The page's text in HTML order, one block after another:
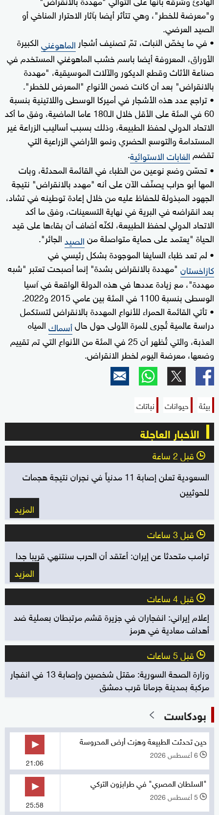
و"معرضة للخطر"، وهي تتأثر أيضا بآثار الاحترار المناخي أو
الصيد العرضي.
• في ما يخصّ النبات، تمّ تصنيف أشجار الماهوغنيالكبيرة
الأوراق، المعروفة أيضا باسم خشب الماهوغني المستخدم في
صناعة الأثاث وقطع الديكور والآلات الموسيقية، "مهددة
بالانقراض" بعد أن كانت ضمن الأنواع "المعرض للخطر".
• تراجع عدد هذه الأشجار في أميركا الوسطى واللاتينية بنسبة
60 في المئة على الأقل خلال الـ180 عاما الماضية، وفق ما أكد
الاتحاد الدولي لحفظ الطبيعة، وذلك بسبب أساليب الزراعة غير
المستدامة والتوسع الحضري ونمو الأراضي الزراعية التي
تقضم الغابات الاستوائية.
• تحسّن وضع نوعين من الظباء في القائمة المحدثة، وبات
المها أبو حراب يصنّف الآن على أنه "مهدد بالانقراض" نتيجة
الجهود المبذولة للحفاظ عليه من خلال إعادة توطينه في تشاد،
بعد انقراضه في البرية في نهاية التسعينات، وفق ما أكد
الاتحاد الدولي لحفظ الطبيعة، لكنّه أضاف أن بقاءها على قيد
الحياة "يعتمد على حماية متواصلة منالصيدالجائر".
• لم تعد ظباء السايغا الموجودة بشكل رئيسي في
كازاخستان "مهددة بالانقراض بشدة" إنما أصبحت تعتبر "شبه
مهددة"، مع زيادة عددها في هذه الدولة الواقعة في آسيا
الوسطى بنسبة 1100 في المئة بين عامي 2015 و2022.
• تأتي القائمة الحمراء للأنواع المهددة بالانقراض لتستكمل
دراسة عالمية تُجرى للمرة الأولى حول حالأسماكالمياه
العذبة، والتي تُظهر أن 25 في المئة من الأنواع التي تم تقييم
وضعها، معرضة اليوم لخطر الانقراض.
بيئة حيوانات نباتات
الأخبار العاجلة
l قبل 2 ساعة
السعودية تعلن إصابة 11 مدنياً في نجران نتيجة هجمات
للحوثيين
المزيد
l قبل 3 ساعات
ترامب متحدثا عن إيران: أعتقد أن الحرب سنتنهي قريبا جدا
المزيد
l قبل 4 ساعات
إعلام إيراني: انفجاران في جزيرة قشم مرتبطان بعملية ضد
أهداف معادية في هرمز
l قبل 5 ساعات
وزارة الصحة السورية: مقتل شخصين وإصابة 13 في انفجار
مركبة بمدينة جرمانا قرب دمشق
بودكاست
حين تحدثت الطبيعة وهزت أرض المحروسة
l 6 أغسطس 2026
21:06
"السلطان المصري" في طرابزون التركي
l 5 أغسطس 2026
25:58